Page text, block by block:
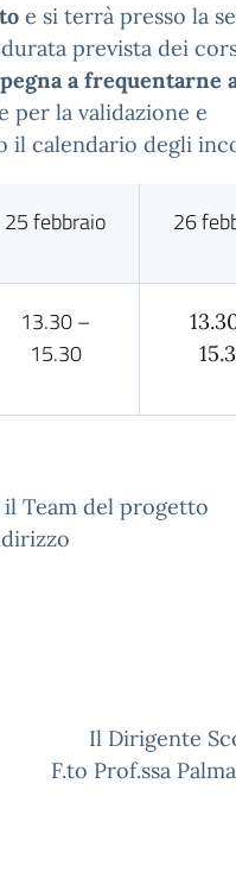
e si terrà presso la
durata prevista dei
a frequentarne
per la validazione e
il calendario degli
25 febbraio 26
13.30 –
15.30
Team del progetto
Il Dirigente
F.to Prof.ssa